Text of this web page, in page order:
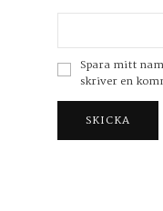
Spara mitt
skriver en